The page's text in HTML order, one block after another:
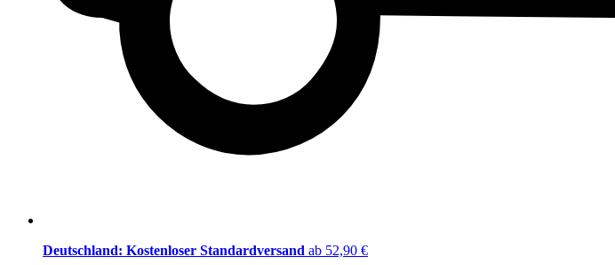
Deutschland: Kostenloser Standardversand ab 52,90 €